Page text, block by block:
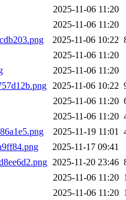
2025-11-06 11:20
2025-11-06 11:20
2025-11-06 10:22
2025-11-06 11:20
2025-11-06 11:20
2025-11-06 10:22
2025-11-06 11:20
2025-11-06 11:20
2025-11-19 11:01
2025-11-17 09:41
2025-11-20 23:46
2025-11-06 11:20
2025-11-06 11:20